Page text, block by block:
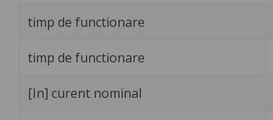
timp de functionare
timp de functionare
[In] curent nominal